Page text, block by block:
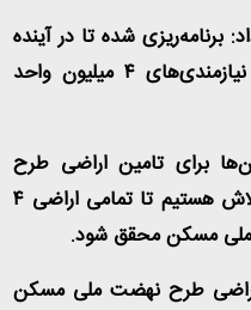
برنامه‌ریزی شده تا در آینده
نزدیک تامین زمین به سقف کل نیازمندی‌‌های ۴ میلیون واحد
برای تامین اراضی طرح
نهضت ملی مسکن اعلام کرد: در تلاش هستیم تا تمامی اراضی ۴
مسکن محقق شود.
اراضی طرح نهضت ملی مسکن